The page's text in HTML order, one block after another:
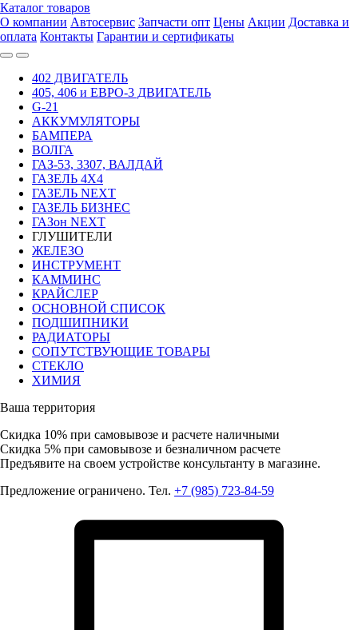
Каталог товаров
О компании Автосервис Запчасти опт Цены Акции Доставка и
оплата Контакты Гарантии и сертификаты
402 ДВИГАТЕЛЬ
405, 406 и ЕВРО-3 ДВИГАТЕЛЬ
G-21
АККУМУЛЯТОРЫ
БАМПЕРА
ВОЛГА
ГАЗ-53, 3307, ВАЛДАЙ
ГАЗЕЛЬ 4Х4
ГАЗЕЛЬ NEXT
ГАЗЕЛЬ БИЗНЕС
ГАЗон NEXT
ГЛУШИТЕЛИ
ЖЕЛЕЗО
ИНСТРУМЕНТ
КАММИНС
КРАЙСЛЕР
ОСНОВНОЙ СПИСОК
ПОДШИПНИКИ
РАДИАТОРЫ
СОПУТСТВУЮЩИЕ ТОВАРЫ
СТЕКЛО
ХИМИЯ
Ваша территория
Скидка 10% при самовывозе и расчете наличными
Скидка 5% при самовывозе и безналичном расчете
Предъявите на своем устройстве консультанту в магазине.
Предложение ограничено. Тел. +7 (985) 723-84-59